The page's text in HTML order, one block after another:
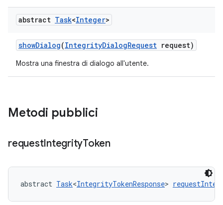
abstract Task<Integer>
showDialog(IntegrityDialogRequest request)
Mostra una finestra di dialogo all'utente.
Metodi pubblici
requestIntegrityToken
abstract Task<IntegrityTokenResponse>